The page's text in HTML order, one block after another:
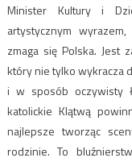
Minister Kultury i
artystycznym
zmaga się Polska. Jest
który nie tylko wykracza
i w sposób oczywisty
katolickie Klątwą
najlepsze tworząc
rodzinie. To